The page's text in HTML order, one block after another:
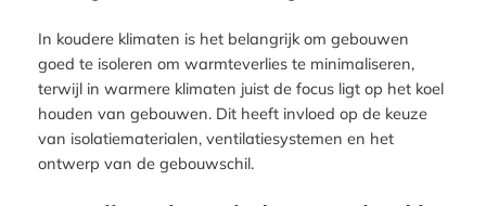
In koudere klimaten is het belangrijk om gebouwen
goed te isoleren om warmteverlies te minimaliseren,
terwijl in warmere klimaten juist de focus ligt op het koel
houden van gebouwen. Dit heeft invloed op de keuze
van isolatiematerialen, ventilatiesystemen en het
ontwerp van de gebouwschil.